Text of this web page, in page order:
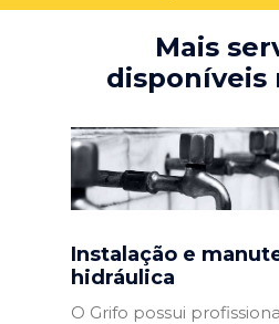
Mais
disponíveis
Instalação e
hidráulica
O Grifo possui